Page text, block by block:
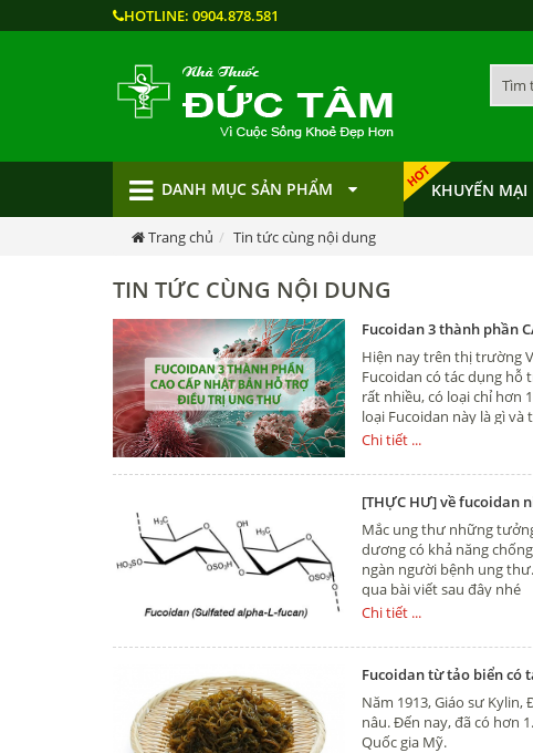
HOTLINE: 0904.878.581
DANH MỤC SẢN PHẨM KHUYẾN MẠI
Trang chủ Tin tức cùng nội dung
TIN TỨC CÙNG NỘI DUNG
Fucoidan 3 thành phần
Hiện nay trên thị trường
Fucoidan có tác dụng hỗ
rất nhiều, có loại chỉ hơn
loại Fucoidan này là gì
thư hay không mời các
Chi tiết ...
[THỰC HƯ] về fucoidan
Mắc ung thư những
dương có khả năng
ngàn người bệnh ung
qua bài viết sau đây nhé
Chi tiết ...
Fucoidan từ tảo biển có
Năm 1913, Giáo sư
nâu. Đến nay, đã có hơn
Quốc gia Mỹ.